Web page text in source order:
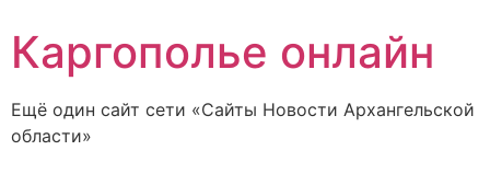
Каргополье онлайн
Ещё один сайт сети «Сайты Новости Архангельской
области»